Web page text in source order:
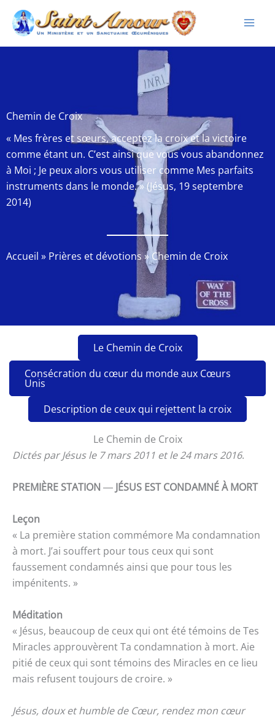
Aller
contenu
Chemin de Croix
« Mes frères et sœurs, acceptez la croix et la victoire
comme étant un. C’est ainsi que vous vous abandonnez
à Moi ; Je peux alors vous utiliser comme Mes parfaits
instruments dans le monde. » (Jésus, 19 septembre
2014)
Accueil » Prières et dévotions»Chemin de Croix
Le Chemin de Croix
Consécration du cœur du monde aux Cœurs
Unis
Description de ceux qui rejettent la croix
Le Chemin de Croix
Dictés par Jésus le 7 mars 2011 et le 24 mars 2016.
PREMIÈRE STATION ― JÉSUS EST CONDAMNÉ À MORT
Leçon
« La première station commémore Ma condamnation
à mort. J’ai souffert pour tous ceux qui sont
faussement condamnés ainsi que pour tous les
impénitents. »
Méditation
« Jésus, beaucoup de ceux qui ont été témoins de Tes
Miracles approuvèrent Ta condamnation à mort. Aie
pitié de ceux qui sont témoins des Miracles en ce lieu
mais refusent toujours de croire. »
Jésus, doux et humble de Cœur, rendez mon cœur